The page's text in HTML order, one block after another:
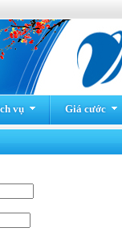
vụ Giá cước